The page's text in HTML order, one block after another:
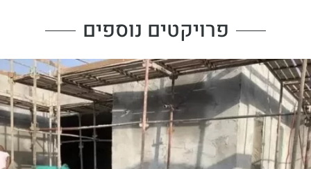
פרויקטים נוספים